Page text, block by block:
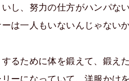
し、努力の仕方がハンパな
は一人もいないんじゃない
るために体を鍛えて、鍛え
ーになっていて、洋服かけ